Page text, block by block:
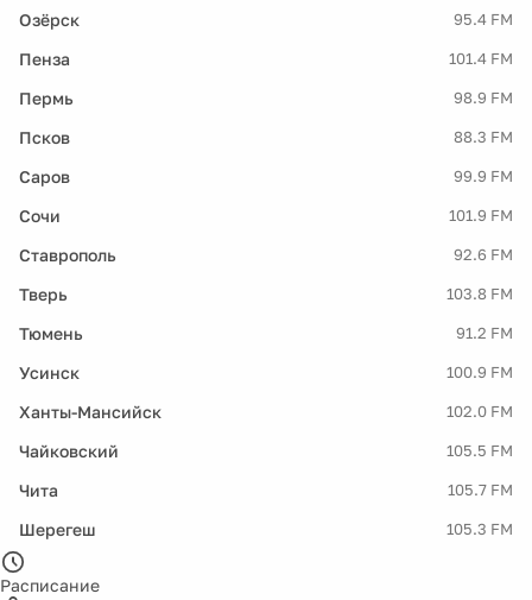
Озёрск 95.4 FM
Пенза 101.4 FM
Пермь 98.9 FM
Псков 88.3 FM
Саров 99.9 FM
Сочи 101.9 FM
Ставрополь 92.6 FM
Тверь 103.8 FM
Тюмень 91.2 FM
Усинск 100.9 FM
Ханты-Мансийск 102.0 FM
Чайковский 105.5 FM
Чита 105.7 FM
Шерегеш 105.3 FM
Расписание